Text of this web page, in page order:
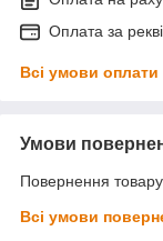
Оплата за
Всі умови оплати
Умови
Повернення
Всі умови